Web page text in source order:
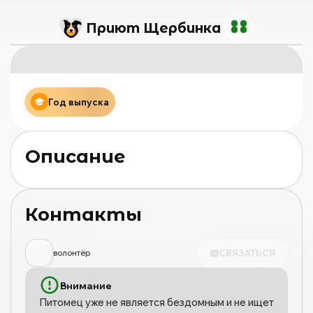
Приют Щербинка
Описание
Контакты
волонтёр СВЯЗАТЬСЯ
Внимание
Питомец уже не является бездомным и не ищет
Год выпуска